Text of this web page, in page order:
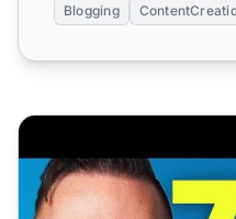
Blogging
7 meilleurs réseaux